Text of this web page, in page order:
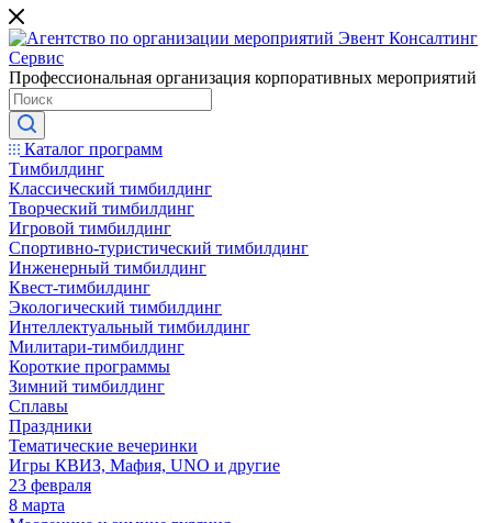
Профессиональная организация корпоративных мероприятий
Каталог программ
Тимбилдинг
Классический тимбилдинг
Творческий тимбилдинг
Игровой тимбилдинг
Спортивно-туристический тимбилдинг
Инженерный тимбилдинг
Квест-тимбилдинг
Экологический тимбилдинг
Интеллектуальный тимбилдинг
Милитари-тимбилдинг
Короткие программы
Зимний тимбилдинг
Сплавы
Праздники
Тематические вечеринки
Игры КВИЗ, Мафия, UNO и другие
23 февраля
8 марта